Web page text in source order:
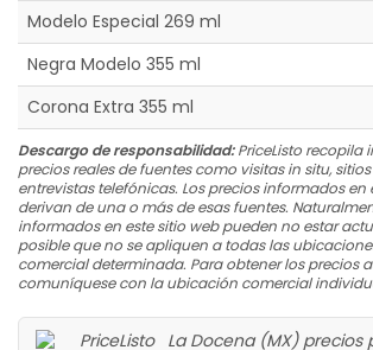
Modelo Especial 269 ml
Negra Modelo 355 ml
Corona Extra 355 ml
Descargo de responsabilidad:PriceListo recopila
precios reales de fuentes como visitas in situ,
entrevistas telefónicas. Los precios informados en
derivan de una o más de esas fuentes.
informados en este sitio web pueden no estar
posible que no se apliquen a todas las
comercial determinada. Para obtener los precios
comuníquese con la ubicación comercial
La Docena (MX) precios